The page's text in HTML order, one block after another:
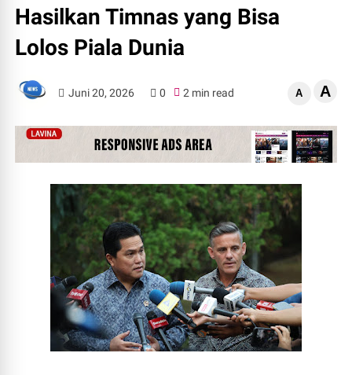
Hasilkan Timnas yang Bisa
Lolos Piala Dunia
Juni 20, 2026 0 2 min read A A